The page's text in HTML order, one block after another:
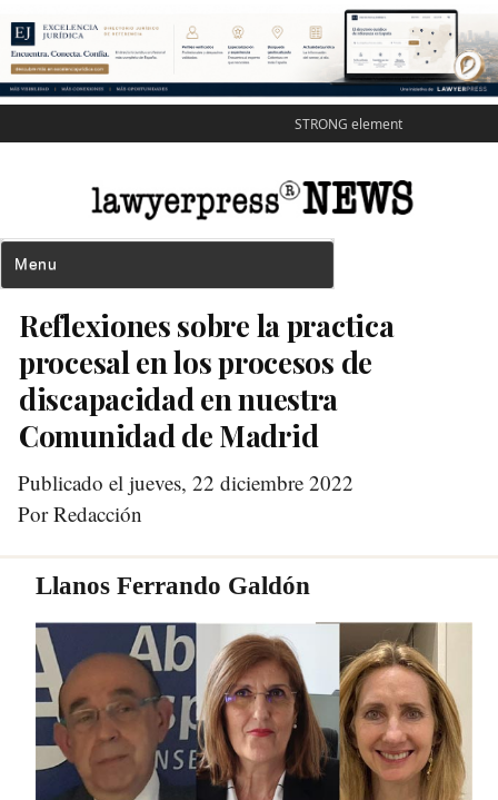
STRONG element
Reflexiones sobre la practica
procesal en los procesos de
discapacidad en nuestra
Comunidad de Madrid
Publicado el jueves, 22 diciembre 2022
Por Redacción
Llanos Ferrando Galdón